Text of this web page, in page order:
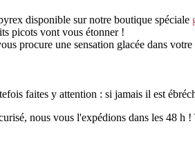
disponible sur notre boutique spéciale
picots vont vous étonner !
procure une sensation glacée dans
faites y attention : si jamais il est
nous vous l'expédions dans les 48